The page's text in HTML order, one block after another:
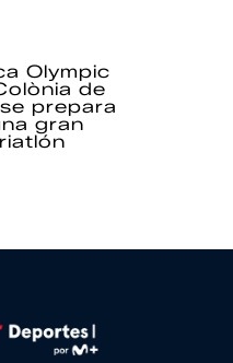
Olympic
de
prepara
gran